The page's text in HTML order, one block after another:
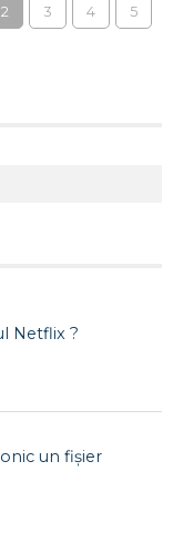
2 3 4 5
Netflix ?
un fișier